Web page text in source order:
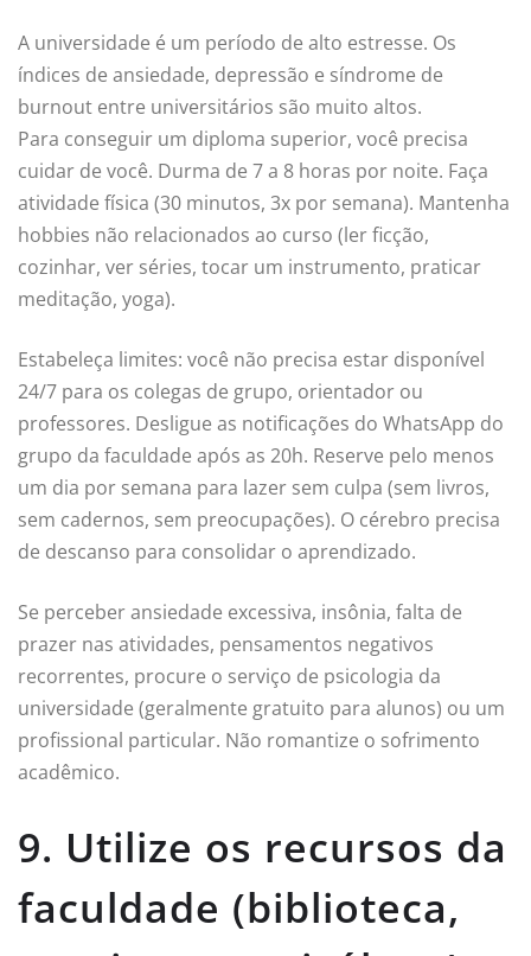
A universidade é um período de alto estresse. Os
índices de ansiedade, depressão e síndrome de
burnout entre universitários são muito altos.
Para conseguir um diploma superior, você precisa
cuidar de você. Durma de 7 a 8 horas por noite. Faça
atividade física (30 minutos, 3x por semana). Mantenha
hobbies não relacionados ao curso (ler ficção,
cozinhar, ver séries, tocar um instrumento, praticar
meditação, yoga).
Estabeleça limites: você não precisa estar disponível
24/7 para os colegas de grupo, orientador ou
professores. Desligue as notificações do WhatsApp do
grupo da faculdade após as 20h. Reserve pelo menos
um dia por semana para lazer sem culpa (sem livros,
sem cadernos, sem preocupações). O cérebro precisa
de descanso para consolidar o aprendizado.
Se perceber ansiedade excessiva, insônia, falta de
prazer nas atividades, pensamentos negativos
recorrentes, procure o serviço de psicologia da
universidade (geralmente gratuito para alunos) ou um
profissional particular. Não romantize o sofrimento
acadêmico.
9. Utilize os recursos da
faculdade (biblioteca,